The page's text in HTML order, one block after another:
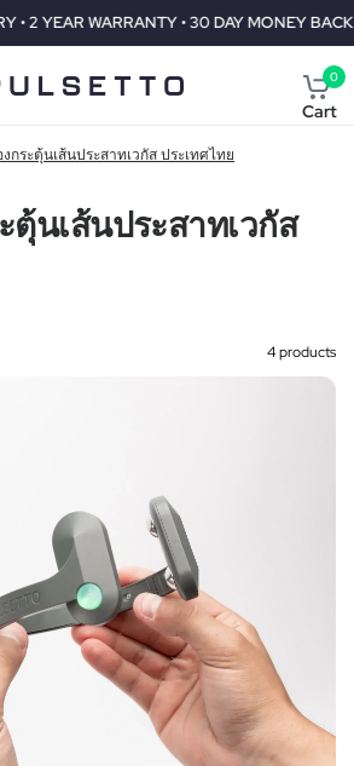
WARRANTY • 30 DAY MONEY BACK
0
Cart
กระตุ้นเส้นประสาทเวกัส ประเทศไทย
ตุ้นเส้นประสาทเวกัส
4 products